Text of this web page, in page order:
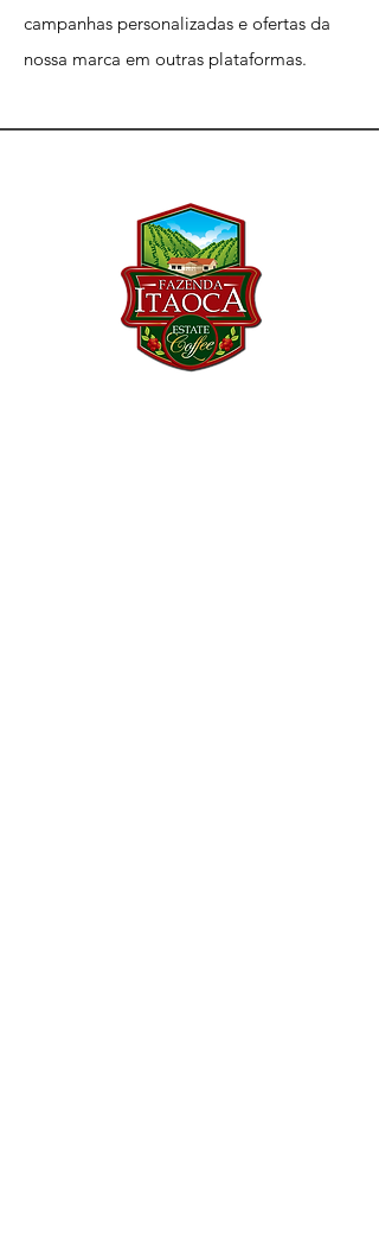
campanhas personalizadas e ofertas da
nossa marca em outras plataformas.